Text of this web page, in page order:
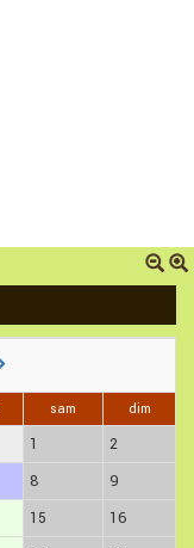
sam dim
1
2
8
9
15
16